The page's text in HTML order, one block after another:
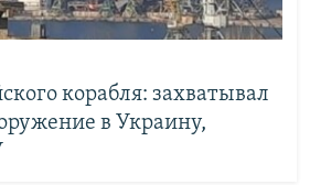
корабля: захватывал
в Украину,